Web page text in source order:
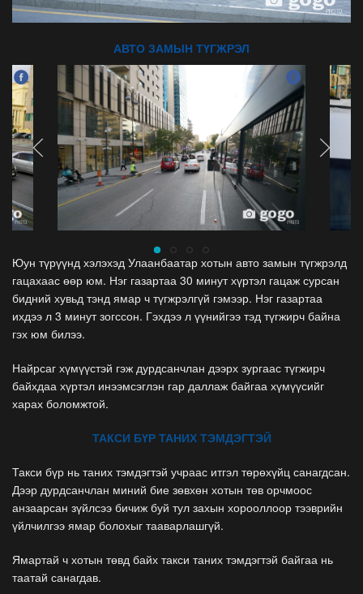
АВТО ЗАМЫН ТҮГЖРЭЛ
Юун түрүүнд хэлэхэд Улаанбаатар хотын авто замын түгжрэлд
гацахаас өөр юм. Нэг газартаа 30 минут хүртэл гацаж сурсан
бидний хувьд тэнд ямар ч түгжрэлгүй гэмээр. Нэг газартаа
ихдээ л 3 минут зогссон. Гэхдээ л үүнийгээ тэд түгжирч байна
гэх юм билээ.
Найрсаг хүмүүстэй гэж дурдсанчлан дээрх зургаас түгжирч
байхдаа хүртэл инээмсэглэн гар даллаж байгаа хүмүүсийг
харах боломжтой.
ТАКСИ БҮР ТАНИХ ТЭМДЭГТЭЙ
Такси бүр нь таних тэмдэгтэй учраас итгэл төрөхүйц санагдсан.
Дээр дурдсанчлан миний бие зөвхөн хотын төв орчмоос
анзаарсан зүйлсээ бичиж буй тул захын хорооллоор тээврийн
үйлчилгээ ямар болохыг тааварлашгүй.
Ямартай ч хотын төвд байх такси таних тэмдэгтэй байгаа нь
таатай санагдав.